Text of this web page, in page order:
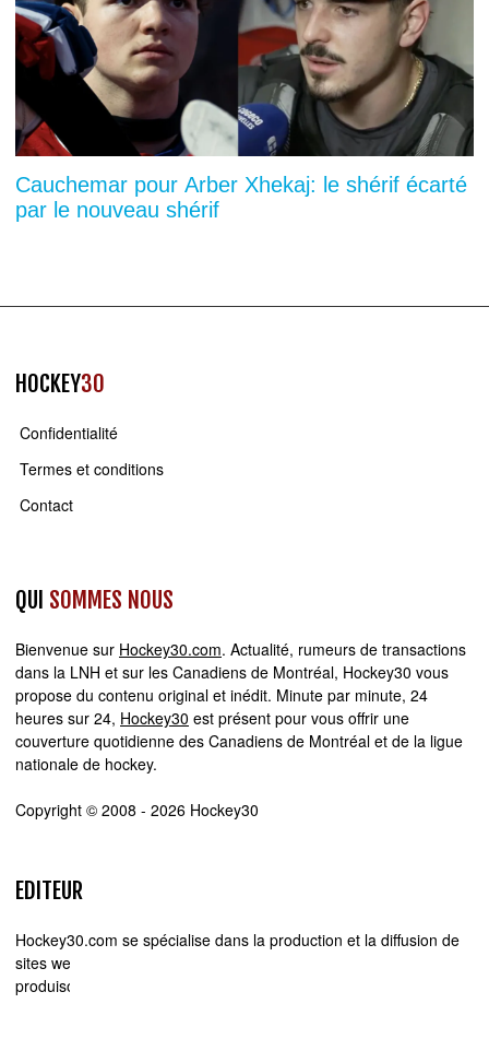
Cauchemar pour Arber Xhekaj: le shérif écarté
par le nouveau shérif
HOCKEY30
Confidentialité
Termes et conditions
Contact
QUI SOMMES NOUS
Bienvenue sur Hockey30.com. Actualité, rumeurs de transactions
dans la LNH et sur les Canadiens de Montréal, Hockey30 vous
propose du contenu original et inédit. Minute par minute, 24
heures sur 24, Hockey30 est présent pour vous offrir une
couverture quotidienne des Canadiens de Montréal et de la ligue
nationale de hockey.
Copyright © 2008 - 2026 Hockey30
EDITEUR
Hockey30.com se spécialise dans la production et la diffusion de
sites web d'actualité. Chez Hockey30.com, nous écrivons,
produisons et réalisons les projets médiatiques de A à Z.